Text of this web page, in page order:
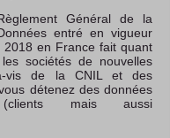
Général de la
entré en vigueur
en France fait quant
sociétés de nouvelles
vis de la CNIL et des
détenez des données
(clients mais aussi